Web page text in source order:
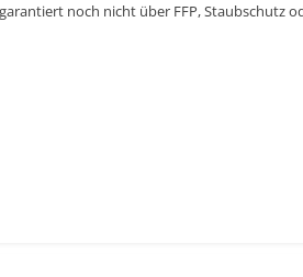
noch nicht über FFP, Staubschutz